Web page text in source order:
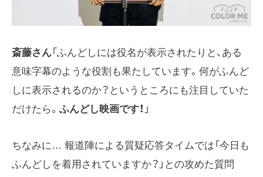
斎藤さん「ふんどしには役名が表示されたりと、ある
意味字幕のような役割も果たしています。何がふんど
しに表示されるのか？というところにも注目していた
だけたら。 ふんどし映画です！ 」
ちなみに… 報道陣による質疑応答タイムでは「今日も
ふんどしを着用されていますか？」との攻めた質問